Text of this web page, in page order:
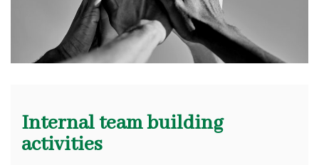
Internal team building
activities